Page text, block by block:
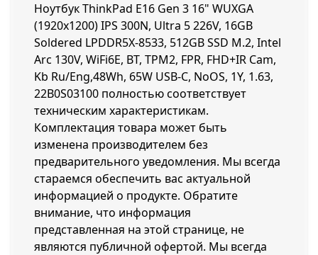
Ноутбук ThinkPad E16 Gen 3 16" WUXGA
(1920x1200) IPS 300N, Ultra 5 226V, 16GB
Soldered LPDDR5X-8533, 512GB SSD M.2, Intel
Arc 130V, WiFi6E, BT, TPM2, FPR, FHD+IR Cam,
Kb Ru/Eng,48Wh, 65W USB-C, NoOS, 1Y, 1.63,
22B0S03100 полностью соответствует
техническим характеристикам.
Комплектация товара может быть
изменена производителем без
предварительного уведомления. Мы всегда
стараемся обеспечить вас актуальной
информацией о продукте. Обратите
внимание, что информация
представленная на этой странице, не
являются публичной офертой. Мы всегда